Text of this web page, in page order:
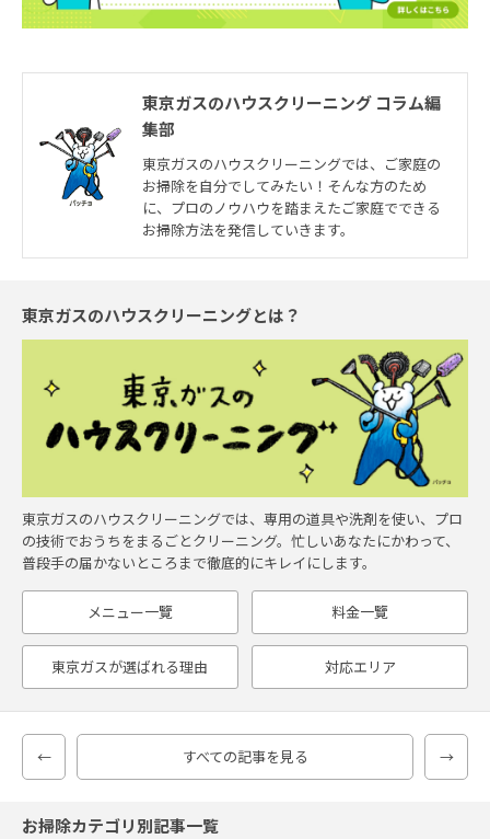
東京ガスのハウスクリーニング コラム編
集部
東京ガスのハウスクリーニングでは、ご家庭の
お掃除を自分でしてみたい！そんな方のため
に、プロのノウハウを踏まえたご家庭でできる
お掃除方法を発信していきます。
東京ガスのハウスクリーニングとは？
東京ガスのハウスクリーニングでは、専用の道具や洗剤を使い、プロ
の技術でおうちをまるごとクリーニング。忙しいあなたにかわって、
普段手の届かないところまで徹底的にキレイにします。
メニュー一覽 料金一覽
東京ガスが選ばれる理由 対応エリア
← すべての記事を見る →
お掃除カテゴリ別記事一覧